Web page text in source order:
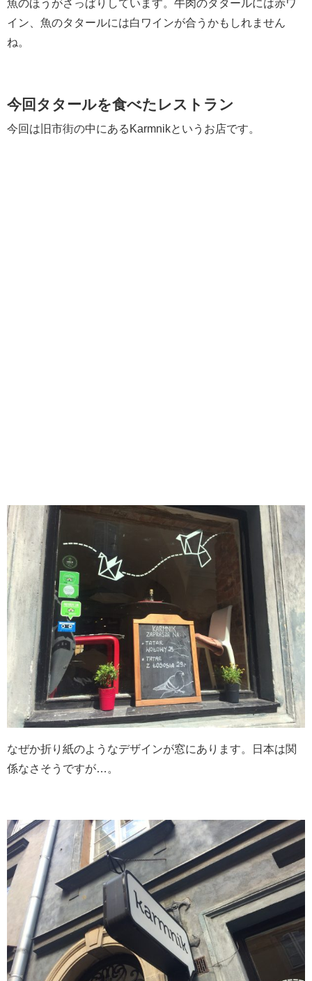
魚のほうがさっぱりしています。牛肉のタタールには赤ワ
イン、魚のタタールには白ワインが合うかもしれません
ね。
今回タタールを食べたレストラン
今回は旧市街の中にあるKarmnikというお店です。
なぜか折り紙のようなデザインが窓にあります。日本は関
係なさそうですが…。